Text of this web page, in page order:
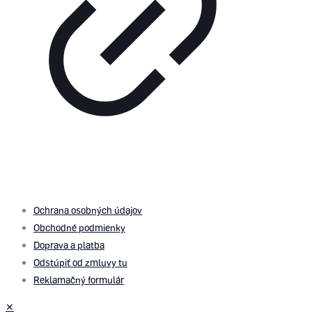
Ochrana osobných údajov
Obchodné podmienky
Doprava a platba
Odstúpiť od zmluvy tu
Reklamačný formulár
✕